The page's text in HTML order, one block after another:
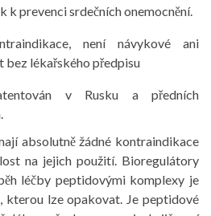
k prevenci srdečních onemocnění.
není návykové ani
bez lékařského předpisu
v Rusku a předních
absolutně žádné kontraindikace
na jejich použití. Bioregulátory
léčby peptidovými komplexy je
kterou lze opakovat. Je peptidové